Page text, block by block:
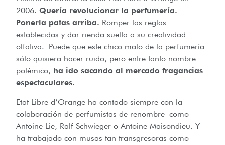
2006. Quería revolucionar la perfumería.
Ponerla patas arriba. Romper las reglas
establecidas y dar rienda suelta a su creatividad
olfativa. Puede que este chico malo de la perfumería
sólo quisiera hacer ruido, pero entre tanto nombre
polémico, ha ido sacando al mercado fragancias
espectaculares.
Etat Libre d’Orange ha contado siempre con la
colaboración de perfumistas de renombre como
Antoine Lie, Ralf Schwieger o Antoine Maisondieu. Y
ha trabajado con musas tan transgresoras como